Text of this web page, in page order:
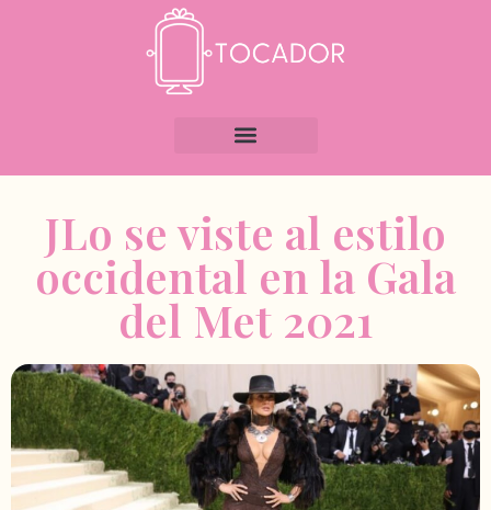
JLo se viste al estilo
occidental en la Gala
del Met 2021